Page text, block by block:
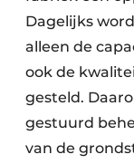
Dagelijks
alleen de
ook de
gesteld.
gestuurd
van de